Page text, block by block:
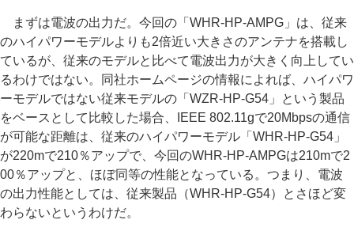
まずは電波の出力だ。今回の「WHR-HP-AMPG」は、従来
のハイパワーモデルよりも2倍近い大きさのアンテナを搭載し
ているが、従来のモデルと比べて電波出力が大きく向上してい
るわけではない。同社ホームページの情報によれば、ハイパワ
ーモデルではない従来モデルの「WZR-HP-G54」という製品
をベースとして比較した場合、IEEE 802.11gで20Mbpsの通信
が可能な距離は、従来のハイパワーモデル「WHR-HP-G54」
が220mで210％アップで、今回のWHR-HP-AMPGは210mで2
00％アップと、ほぼ同等の性能となっている。つまり、電波
の出力性能としては、従来製品（WHR-HP-G54）とさほど変
わらないというわけだ。